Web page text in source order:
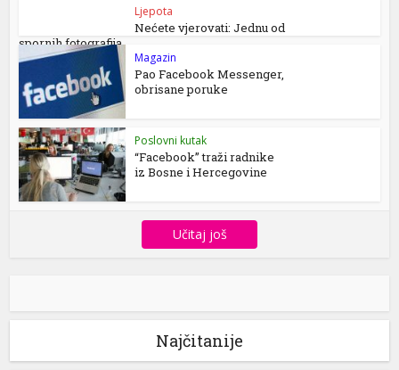
Ljepota
Nećete vjerovati: Jednu od
spornih fotografija...
Magazin
Pao Facebook Messenger,
obrisane poruke
Poslovni kutak
“Facebook” traži radnike
iz Bosne i Hercegovine
Učitaj još
Najčitanije